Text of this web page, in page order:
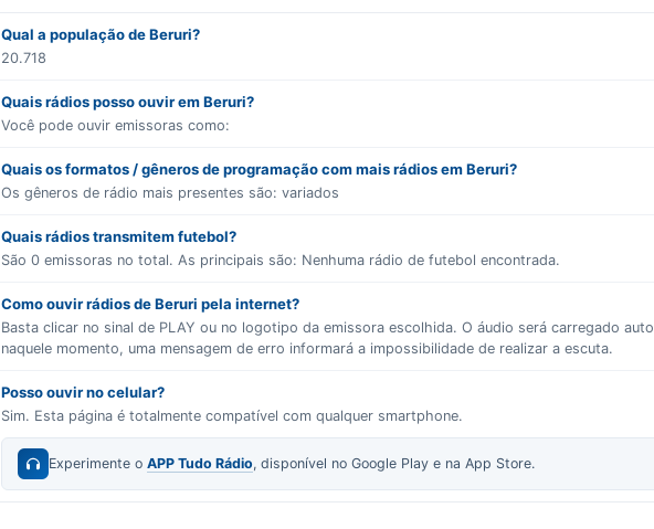
Qual a população de Beruri?
20.718
Quais rádios posso ouvir em Beruri?
Você pode ouvir emissoras como:
Quais os formatos / gêneros de programação com mais rádios em Beruri?
Os gêneros de rádio mais presentes são:variados
Quais rádios transmitem futebol?
São0 emissoras no total. As principais são: Nenhuma rádio de futebol encontrada.
Como ouvir rádios de Beruri pela internet?
Basta clicar no sinal de PLAY ou no logotipo da emissora escolhida. O áudio será carregado
naquele momento, uma mensagem de erro informará a impossibilidade de realizar a escuta.
Posso ouvir no celular?
Sim. Esta página é totalmente compatível com qualquer smartphone.
Experimente oAPP Tudo Rádio, disponível no Google Play e na App Store.